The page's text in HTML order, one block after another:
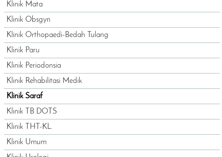
Klinik Mata
Klinik Obsgyn
Klinik Orthopaedi-Bedah Tulang
Klinik Paru
Klinik Periodonsia
Klinik Rehabilitasi Medik
Klinik Saraf
Klinik TB DOTS
Klinik THT-KL
Klinik Umum